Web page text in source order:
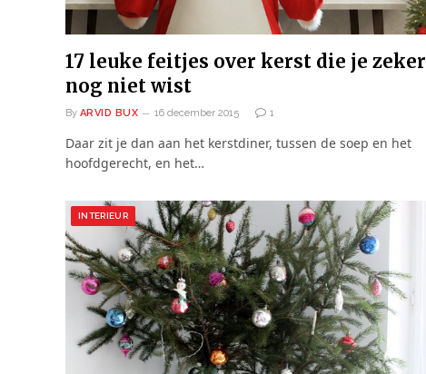
17 leuke feitjes over kerst die je zeker
nog niet wist
By ARVID BUX 16 december 2015 1
Daar zit je dan aan het kerstdiner, tussen de soep en het
hoofdgerecht, en het…
INTERIEUR